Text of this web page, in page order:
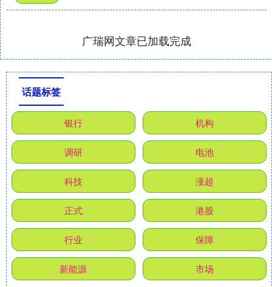
广瑞网文章已加载完成
话题标签
银行 机构
调研 电池
科技 涨超
正式 港股
行业 保障
新能源 市场